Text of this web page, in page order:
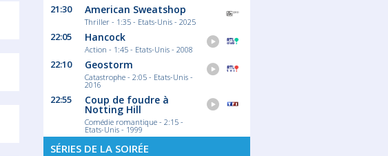
21:30 American Sweatshop
Thriller - 1:35 - Etats-Unis - 2025
22:05 Hancock
Action - 1:45 - Etats-Unis - 2008
22:10 Geostorm
Catastrophe - 2:05 - Etats-Unis -
2016
22:55 Coup de foudre à
Notting Hill
Comédie romantique - 2:15 -
Etats-Unis - 1999
SÉRIES DE LA SOIRÉE